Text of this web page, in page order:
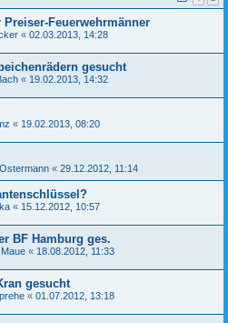
Feuerwehrmänner
« 02.03.2013, 14:28
gesucht
« 19.02.2013, 14:32
« 19.02.2013, 08:20
« 29.12.2012, 11:14
« 15.12.2012, 10:57
BF Hamburg ges.
« 18.08.2012, 11:33
gesucht
« 01.07.2012, 13:18